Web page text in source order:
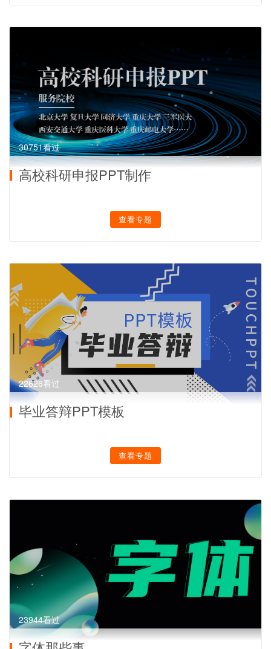
30751看过
高校科研申报PPT制作
查看专题
22626看过
毕业答辩PPT模板
查看专题
23944看过